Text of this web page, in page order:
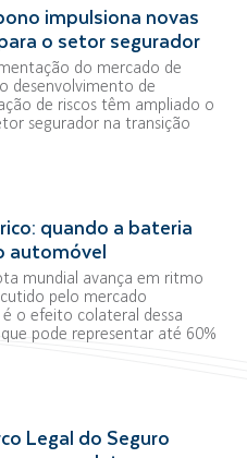
impulsiona novas
o setor segurador
do mercado de
desenvolvimento de
de riscos têm ampliado o
segurador na transição
quando a bateria
automóvel
mundial avança em ritmo
pelo mercado
o efeito colateral dessa
pode representar até 60%
Legal do Seguro